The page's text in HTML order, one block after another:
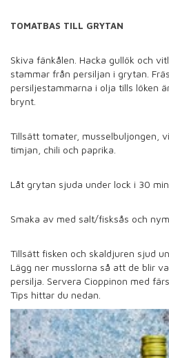
TOMATBAS TILL GRYTAN
Skiva fänkålen. Hacka gullök och
stammar från persiljan i grytan.
persiljestammarna i olja tills löken
brynt.
Tillsätt tomater, musselbuljongen,
timjan, chili och paprika.
Låt grytan sjuda under lock i 30
Smaka av med salt/fisksås och
Tillsätt fisken och skaldjuren sjud
Lägg ner musslorna så att de blir
persilja. Servera Cioppinon med
Tips hittar du nedan.